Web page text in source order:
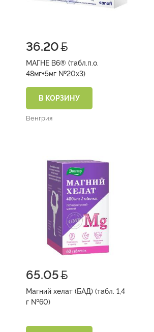
36.20
МАГНЕ В6® (табл.п.о.
48мг+5мг №20х3)
В КОРЗИНУ
Венгрия
65.05
Магний хелат (БАД) (табл. 1,4
г №60)